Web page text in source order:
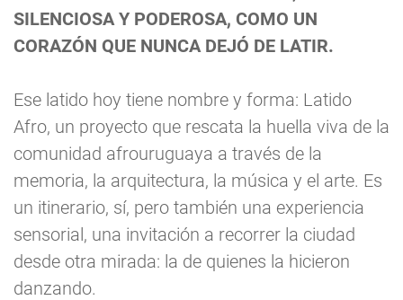
SILENCIOSA Y PODEROSA, COMO UN
CORAZÓN QUE NUNCA DEJÓ DE LATIR.
Ese latido hoy tiene nombre y forma: Latido
Afro, un proyecto que rescata la huella viva de la
comunidad afrouruguaya a través de la
memoria, la arquitectura, la música y el arte. Es
un itinerario, sí, pero también una experiencia
sensorial, una invitación a recorrer la ciudad
desde otra mirada: la de quienes la hicieron
danzando.